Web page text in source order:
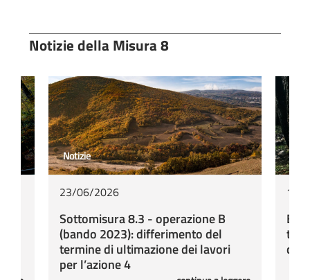
Notizie della Misura 8
Notizie
23/06/2026
Sottomisura 8.3 - operazione B
(bando 2023): differimento del
termine di ultimazione dei lavori
per l’azione 4
19/